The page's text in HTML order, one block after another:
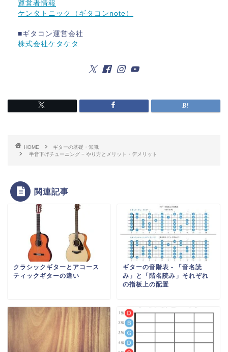
運営者情報
ケンタトニック（ギタコンnote）
■ギタコン運営会社
株式会社ケタケタ
HOME
ギターの基礎・知識
半音下げチューニング − やり方とメリット・デメリット
関連記事
クラシックギターとアコース
ティックギターの違い
ギターの音階表 - 「音名読
み」と「階名読み」それぞれ
の指板上の配置